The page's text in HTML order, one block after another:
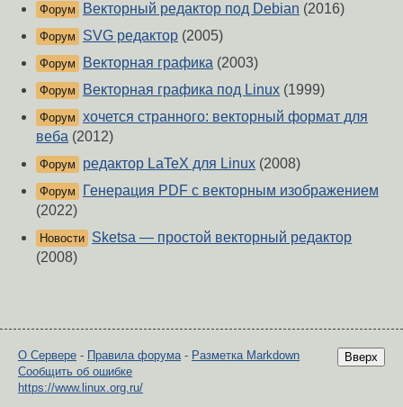
Форум Векторный редактор под Debian (2016)
Форум SVG редактор (2005)
Форум Векторная графика (2003)
Форум Векторная графика под Linux (1999)
Форум хочется странного: векторный формат для
веба (2012)
Форум редактор LaTeX для Linux (2008)
Форум
Генерация PDF с векторным изображением
(2022)
Новости Sketsa — простой векторный редактор
(2008)
Вверх
О Сервере - Правила форума- Разметка Markdown
Сообщить об ошибке
https://www.linux.org.ru/